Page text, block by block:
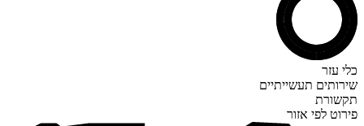
מניות‏
כלי עזר
שירותים תעשייתיים
תקשורת
פירוט לפי אזור